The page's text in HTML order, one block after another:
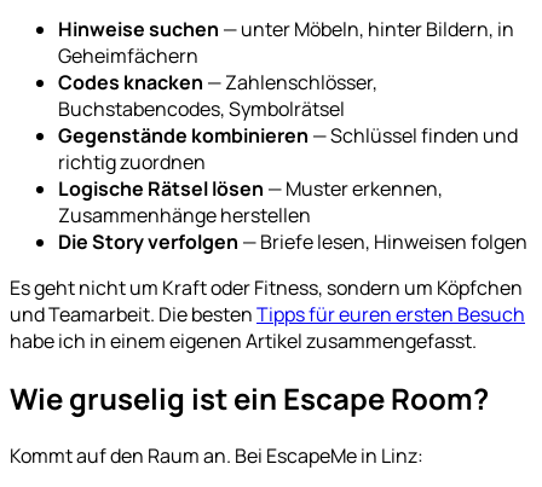
Hinweise suchen — unter Möbeln, hinter Bildern, in
Geheimfächern
Codes knacken — Zahlenschlösser,
Buchstabencodes, Symbolrätsel
Gegenstände kombinieren — Schlüssel finden und
richtig zuordnen
Logische Rätsel lösen — Muster erkennen,
Zusammenhänge herstellen
Die Story verfolgen — Briefe lesen, Hinweisen folgen
Es geht nicht um Kraft oder Fitness, sondern um Köpfchen
und Teamarbeit. Die bestenTipps für euren ersten Besuch
habe ich in einem eigenen Artikel zusammengefasst.
Wie gruselig ist ein Escape Room?
Kommt auf den Raum an. Bei EscapeMe in Linz: